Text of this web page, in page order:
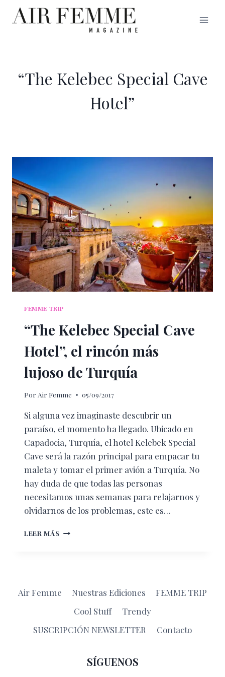
Saltar
“The Kelebec Special Cave
Hotel”
FEMME TRIP
“The Kelebec Special Cave
Hotel”, el rincón más
lujoso de Turquía
Por Air Femme 05/09/2017
Si alguna vez imaginaste descubrir un
paraíso, el momento ha llegado. Ubicado en
Capadocia, Turquía, el hotel Kelebek Special
Cave será la razón principal para empacar tu
maleta y tomar el primer avión a Turquía. No
hay duda de que todas las personas
necesitamos unas semanas para relajarnos y
olvidarnos de los problemas, este es…
LEER MÁS “THE
RINCÓN
LUJOSO
DE
TURQUÍA
Air Femme Nuestras Ediciones
FEMME TRIP
Cool Stuff
Trendy
SUSCRIPCIÓN NEWSLETTER
Contacto
SÍGUENOS